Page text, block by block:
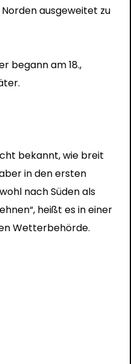
ausgeweitet zu
begann am 18.,
bekannt, wie breit
in den ersten
nach Süden als
heißt es in einer
Wetterbehörde.